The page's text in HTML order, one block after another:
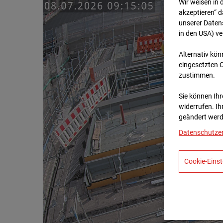
Wir weisen in
akzeptieren“
unserer
in den USA)
Alternativ
eingesetzten
zustimmen.
Sie können
widerrufen.
geändert
Cookie-